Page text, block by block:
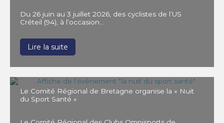
Du 26 juin au 3 juillet 2026, des cyclistes de l’US
Créteil (94), à l’occasion…
Lire la suite
Le Comité Régional de Bretagne organise la « Nuit
du Sport Santé »